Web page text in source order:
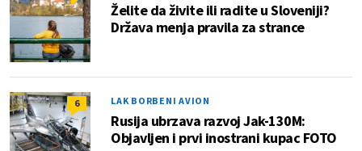
Želite da živite ili radite u Sloveniji?
Država menja pravila za strance
6 LAK BORBENI AVION
Rusija ubrzava razvoj Jak-130M:
Objavljen i prvi inostrani kupac FOTO